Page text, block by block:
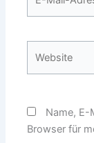
Mail-
Name, E-
Browser für